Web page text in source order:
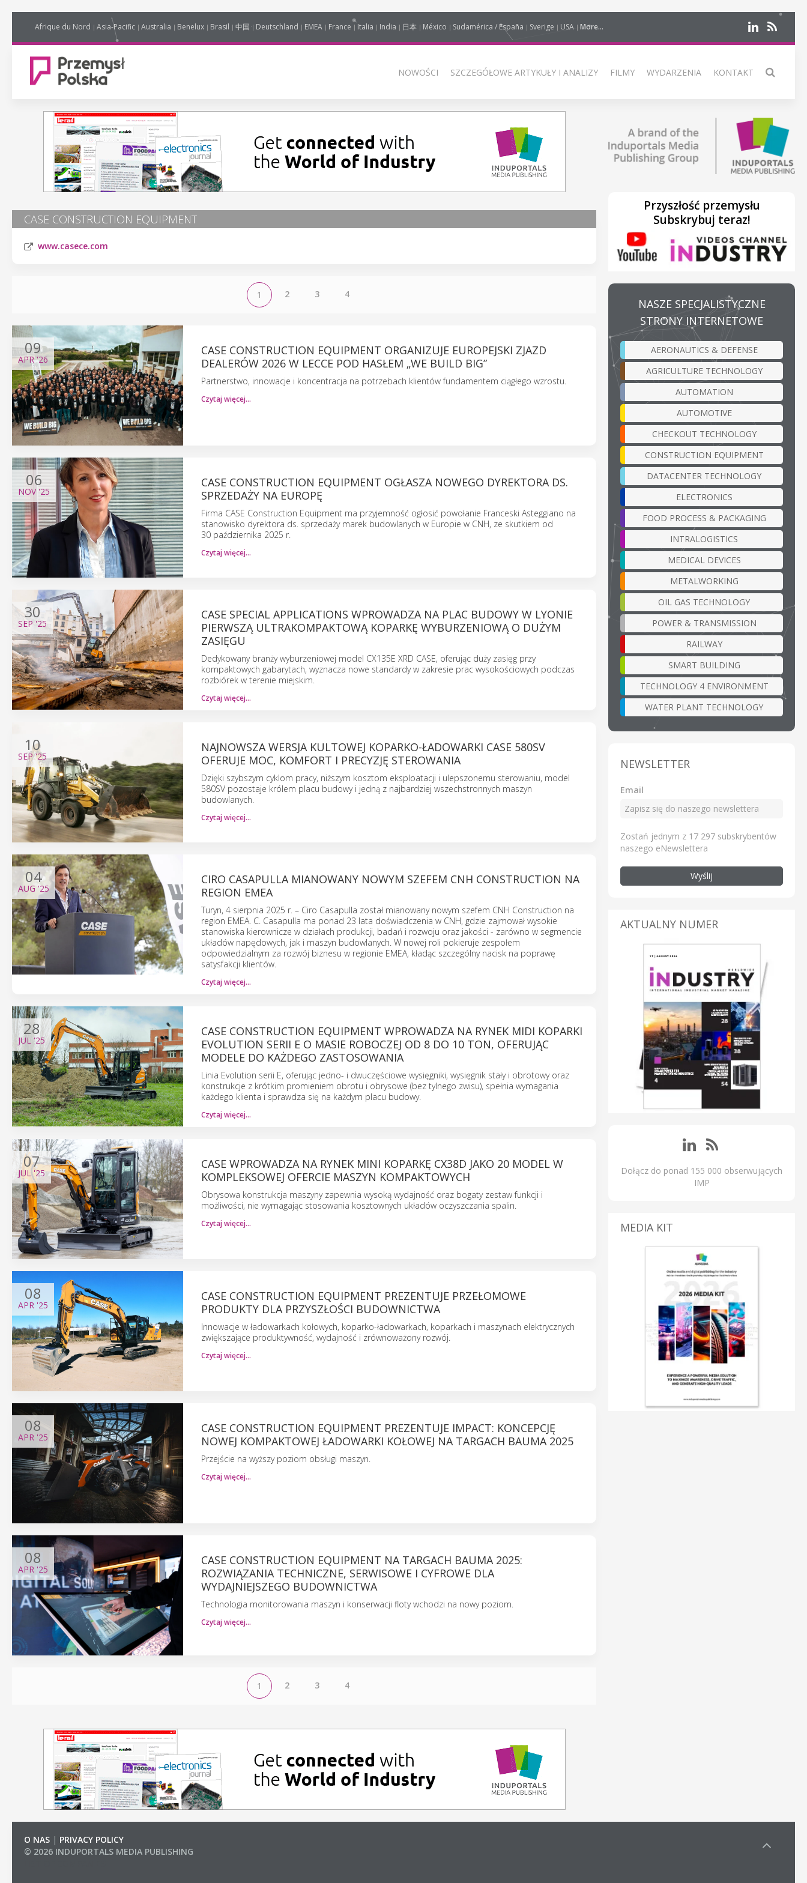
Afrique du Nord Asia-Pacific Australia Benelux Brasil 中国 Deutschland EMEA France Italia India 日本 México Sudamérica / España Sverige USA More...
NOWOŚCI SZCZEGÓŁOWE ARTYKUŁY I ANALIZY FILMY WYDARZENIA KONTAKT
CASE CONSTRUCTION EQUIPMENT
www.casece.com
1 2 3 4
09
APR'26
CASE CONSTRUCTION EQUIPMENT ORGANIZUJE EUROPEJSKI ZJAZD
DEALERÓW 2026 W LECCE POD HASŁEM „WE BUILD BIG”
Partnerstwo, innowacje i koncentracja na potrzebach klientów fundamentem ciągłego wzrostu.
Czytaj więcej…
06
NOV'25
CASE CONSTRUCTION EQUIPMENT OGŁASZA NOWEGO DYREKTORA DS.
SPRZEDAŻY NA EUROPĘ
Firma CASE Construction Equipment ma przyjemność ogłosić powołanie Franceski Asteggiano na
stanowisko dyrektora ds. sprzedaży marek budowlanych w Europie w CNH, ze skutkiem od
30 października 2025 r.
Czytaj więcej…
30
SEP '25
CASE SPECIAL APPLICATIONS WPROWADZA NA PLAC BUDOWY W LYONIE
PIERWSZĄ ULTRAKOMPAKTOWĄ KOPARKĘ WYBURZENIOWĄ O DUŻYM
ZASIĘGU
Dedykowany branży wyburzeniowej model CX135E XRD CASE, oferując duży zasięg przy
kompaktowych gabarytach, wyznacza nowe standardy w zakresie prac wysokościowych podczas
rozbiórek w terenie miejskim.
Czytaj więcej…
10
SEP'25
NAJNOWSZA WERSJA KULTOWEJ KOPARKO-ŁADOWARKI CASE 580SV
OFERUJE MOC, KOMFORT I PRECYZJĘ STEROWANIA
Dzięki szybszym cyklom pracy, niższym kosztom eksploatacji i ulepszonemu sterowaniu, model
580SV pozostaje królem placu budowy i jedną z najbardziej wszechstronnych maszyn
budowlanych.
Czytaj więcej…
04
AUG '25
CIRO CASAPULLA MIANOWANY NOWYM SZEFEM CNH CONSTRUCTION NA
REGION EMEA
Turyn, 4 sierpnia 2025 r. – Ciro Casapulla został mianowany nowym szefem CNH Construction na
region EMEA. C. Casapulla ma ponad 23 lata doświadczenia w CNH, gdzie zajmował wysokie
stanowiska kierownicze w działach produkcji, badań i rozwoju oraz jakości - zarówno w segmencie
układów napędowych, jak i maszyn budowlanych. W nowej roli pokieruje zespołem
odpowiedzialnym za rozwój biznesu w regionie EMEA, kładąc szczególny nacisk na poprawę
satysfakcji klientów.
Czytaj więcej…
28
JUL '25
CASE CONSTRUCTION EQUIPMENT WPROWADZA NA RYNEK MIDI KOPARKI
EVOLUTION SERII E O MASIE ROBOCZEJ OD 8 DO 10 TON, OFERUJĄC
MODELE DO KAŻDEGO ZASTOSOWANIA
Linia Evolution serii E, oferując jedno- i dwuczęściowe wysięgniki, wysięgnik stały i obrotowy oraz
konstrukcje z krótkim promieniem obrotu i obrysowe (bez tylnego zwisu), spełnia wymagania
każdego klienta i sprawdza się na każdym placu budowy.
Czytaj więcej…
07
JUL'25
CASE WPROWADZA NA RYNEK MINI KOPARKĘ CX38D JAKO 20 MODEL W
KOMPLEKSOWEJ OFERCIE MASZYN KOMPAKTOWYCH
Obrysowa konstrukcja maszyny zapewnia wysoką wydajność oraz bogaty zestaw funkcji i
możliwości, nie wymagając stosowania kosztownych układów oczyszczania spalin.
Czytaj więcej…
08
APR '25
CASE CONSTRUCTION EQUIPMENT PREZENTUJE PRZEŁOMOWE
PRODUKTY DLA PRZYSZŁOŚCI BUDOWNICTWA
Innowacje w ładowarkach kołowych, koparko-ładowarkach, koparkach i maszynach elektrycznych
zwiększające produktywność, wydajność i zrównoważony rozwój.
Czytaj więcej…
08
APR '25
CASE CONSTRUCTION EQUIPMENT PREZENTUJE IMPACT: KONCEPCJĘ
NOWEJ KOMPAKTOWEJ ŁADOWARKI KOŁOWEJ NA TARGACH BAUMA 2025
Przejście na wyższy poziom obsługi maszyn.
Czytaj więcej…
08
APR '25
CASE CONSTRUCTION EQUIPMENT NA TARGACH BAUMA 2025:
ROZWIĄZANIA TECHNICZNE, SERWISOWE I CYFROWE DLA
WYDAJNIEJSZEGO BUDOWNICTWA
Technologia monitorowania maszyn i konserwacji floty wchodzi na nowy poziom.
Czytaj więcej…
1 2 3 4
Przyszłość przemysłu
Subskrybuj teraz!
NASZE SPECJALISTYCZNE
STRONY INTERNETOWE
AERONAUTICS & DEFENSE
AGRICULTURE TECHNOLOGY
AUTOMATION
AUTOMOTIVE
CHECKOUT TECHNOLOGY
CONSTRUCTION EQUIPMENT
DATACENTER TECHNOLOGY
ELECTRONICS
FOOD PROCESS & PACKAGING
INTRALOGISTICS
MEDICAL DEVICES
METALWORKING
OIL GAS TECHNOLOGY
POWER & TRANSMISSION
RAILWAY
SMART BUILDING
TECHNOLOGY 4 ENVIRONMENT
WATER PLANT TECHNOLOGY
NEWSLETTER
Email
Zostań jednym z 17 297 subskrybentów
naszego eNewslettera
Wyślij
AKTUALNY NUMER
Dołącz do ponad 155 000 obserwujących
IMP
MEDIA KIT
O NAS | PRIVACY POLICY
© 2026 INDUPORTALS MEDIA PUBLISHING